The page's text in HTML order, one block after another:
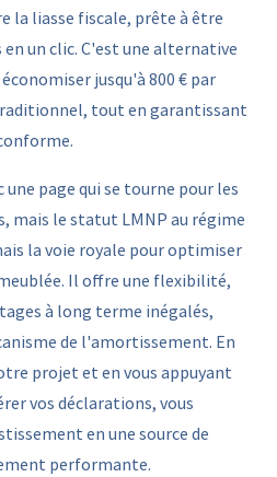
la liasse fiscale, prête à être
un clic. C'est une alternative
jusqu'à 800 € par
tout en garantissant
une page qui se tourne pour les
mais le statut LMNP au régime
la voie royale pour optimiser
Il offre une flexibilité,
à long terme inégalés,
de l'amortissement. En
projet et en vous appuyant
vos déclarations, vous
en une source de
performante.